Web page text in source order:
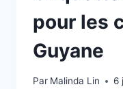
pour les
Guyane
Par Malinda Lin 6